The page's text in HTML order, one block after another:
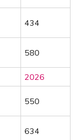
434
580
2026
550
634